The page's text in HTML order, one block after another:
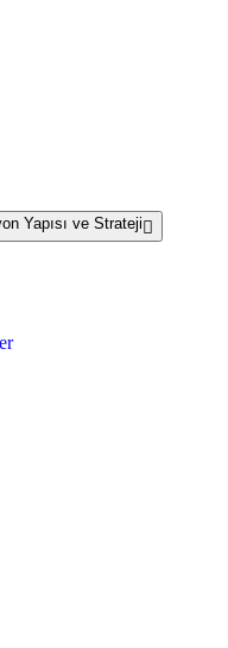
Yapısı ve Strateji